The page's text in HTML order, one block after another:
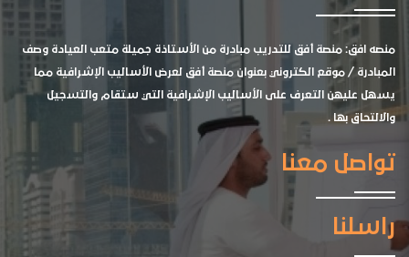
منصه افق: منصة أفق للتدريب مبادرة من الأستاذة جميلة متعب العيادة وصف
المبادرة / موقع الكتروني بعنوان منصة أفق لعرض الأساليب الإشرافية مما
يسهل عليهن التعرف على الأساليب الإشرافية التي ستقام والتسجيل
والالتحاق بها .
تواصل معنا
راسلنا